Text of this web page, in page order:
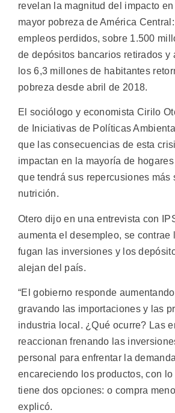
revelan la magnitud del impacto
mayor pobreza de América
empleos perdidos, sobre 1.500
de depósitos bancarios retirados y
los 6,3 millones de habitantes
pobreza desde abril de 2018.
El sociólogo y economista Cirilo
de Iniciativas de Políticas
que las consecuencias de esta
impactan en la mayoría de
que tendrá sus repercusiones más
nutrición.
Otero dijo en una entrevista con
aumenta el desempleo, se contrae
fugan las inversiones y los
alejan del país.
“El gobierno responde
gravando las importaciones y las
industria local. ¿Qué ocurre? Las
reaccionan frenando las
personal para enfrentar la
encareciendo los productos, con
tiene dos opciones: o compra
explicó.